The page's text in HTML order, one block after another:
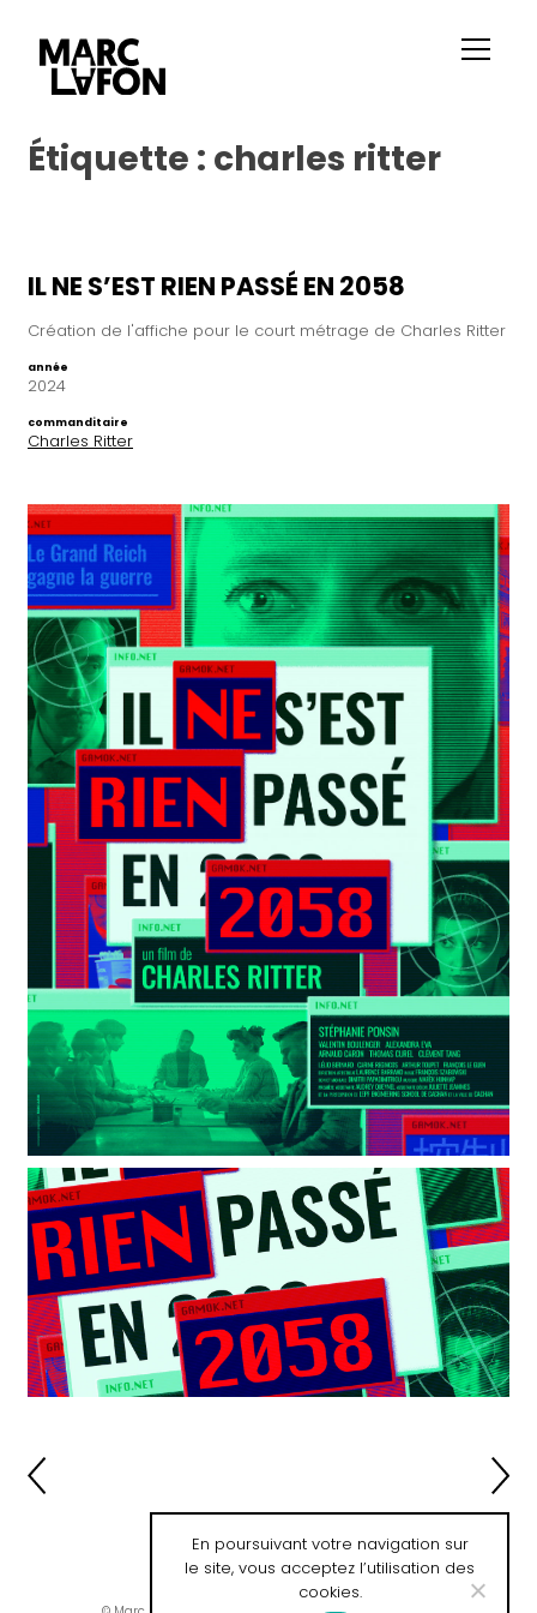
Étiquette : charles ritter
IL NE S’EST RIEN PASSÉ EN 2058
Création de l'affiche pour le court métrage de Charles Ritter
année
2024
commanditaire
Charles Ritter
En poursuivant votre navigation sur
le site, vous acceptez l’utilisation des
cookies.